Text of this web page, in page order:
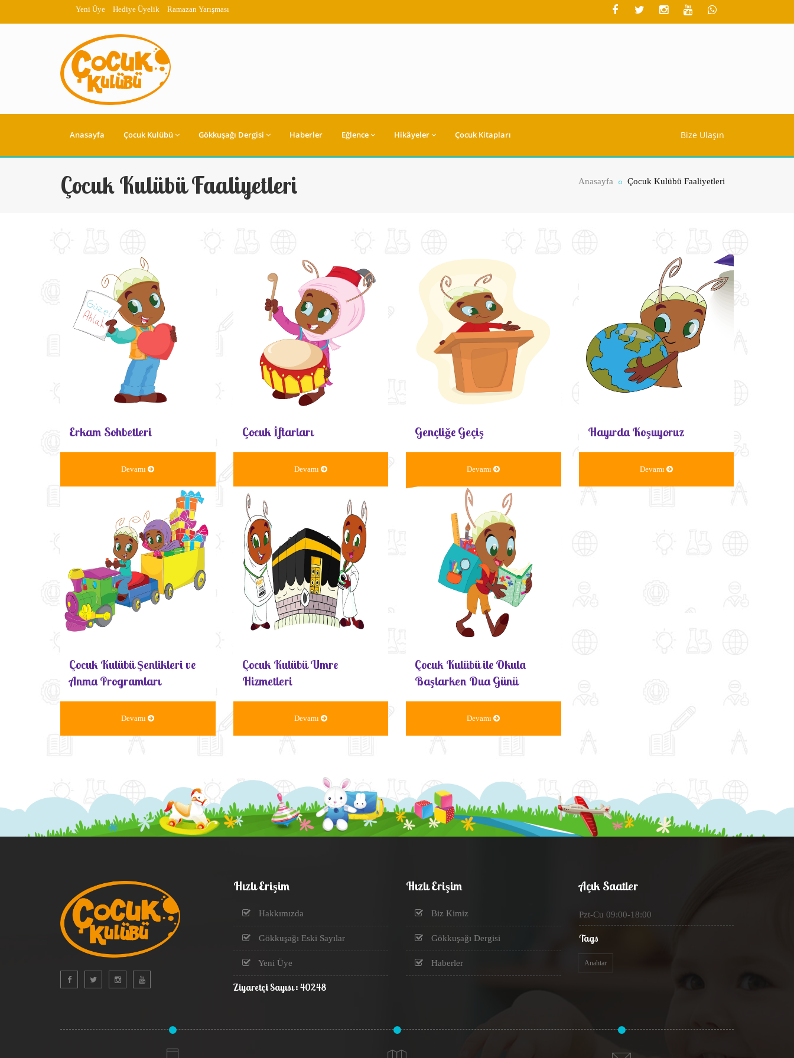
Yeni Üye Hediye Üyelik Ramazan Yarışması
Anasayfa Çocuk Kulübü Gökkuşağı Dergisi Haberler Eğlence Hikâyeler Çocuk Kitapları Bize Ulaşın
Çocuk Kulübü Faaliyetleri Anasayfa Çocuk Kulübü Faaliyetleri
Erkam Sohbetleri
Devamı
Çocuk İftarları
Devamı
Gençliğe Geçiş
Devamı
Hayırda Koşuyoruz
Devamı
Çocuk Kulübü Şenlikleri ve
Anma Programları
Devamı
Çocuk Kulübü Umre
Hizmetleri
Devamı
Çocuk Kulübü ile Okula
Başlarken Dua Günü
Devamı
Hızlı Erişim
Hakkımızda
Gökkuşağı Eski Sayılar
Yeni Üye
Ziyaretçi Sayısı : 40248
Hızlı Erişim
Biz Kimiz
Gökkuşağı Dergisi
Haberler
Açık Saatler
Pzt-Cu 09:00-18:00
Tags
Anahtar